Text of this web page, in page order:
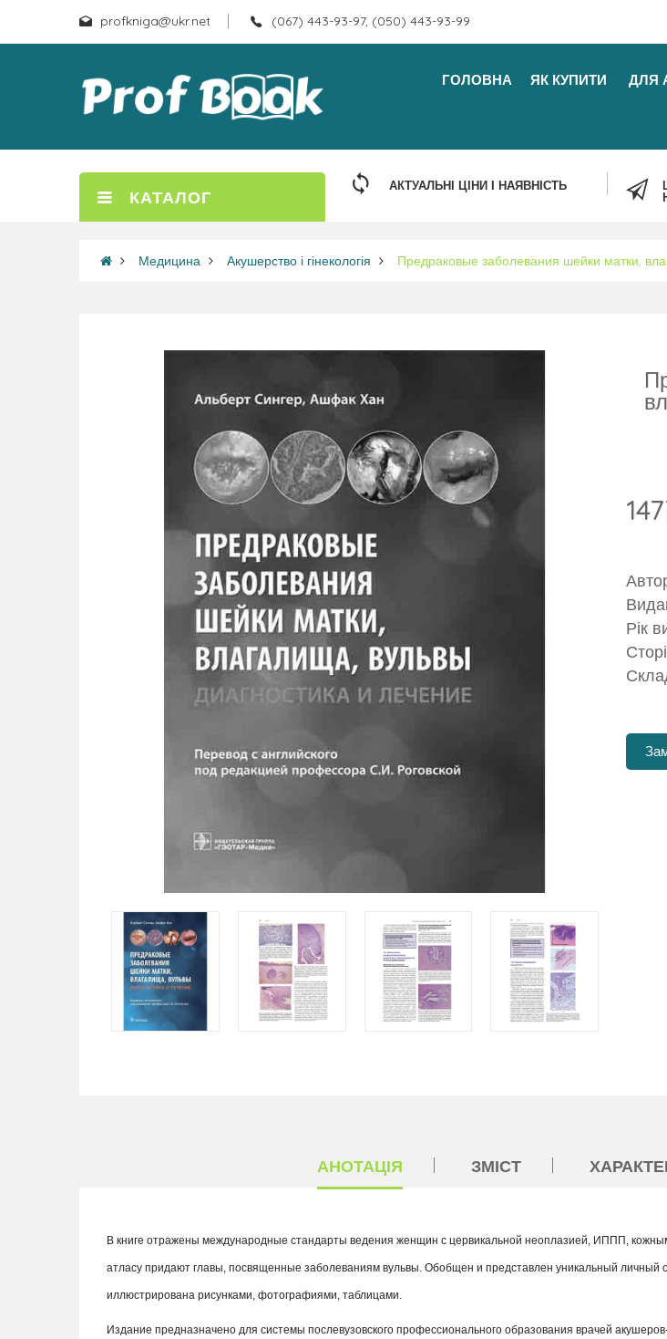
profkniga@ukr.net (067) 443-93-97, (050) 443-93-99
ГОЛОВНА ЯК КУПИТИ ДЛЯ
КАТАЛОГ
АКТУАЛЬНІ ЦІНИ І НАЯВНІСТЬ
Медицина Акушерство і гінекологія Предраковые заболевания шейки матки,
Рік
АНОТАЦІЯ ЗМІСТ
В книге отражены международные стандарты ведения женщин с цервикальной неоплазией, ИППП,
атласу придают главы, посвященные заболеваниям вульвы. Обобщен и представлен уникальный личный
иллюстрирована рисунками, фотографиями, таблицами.
Издание предназначено для системы послевузовского профессионального образования врачей